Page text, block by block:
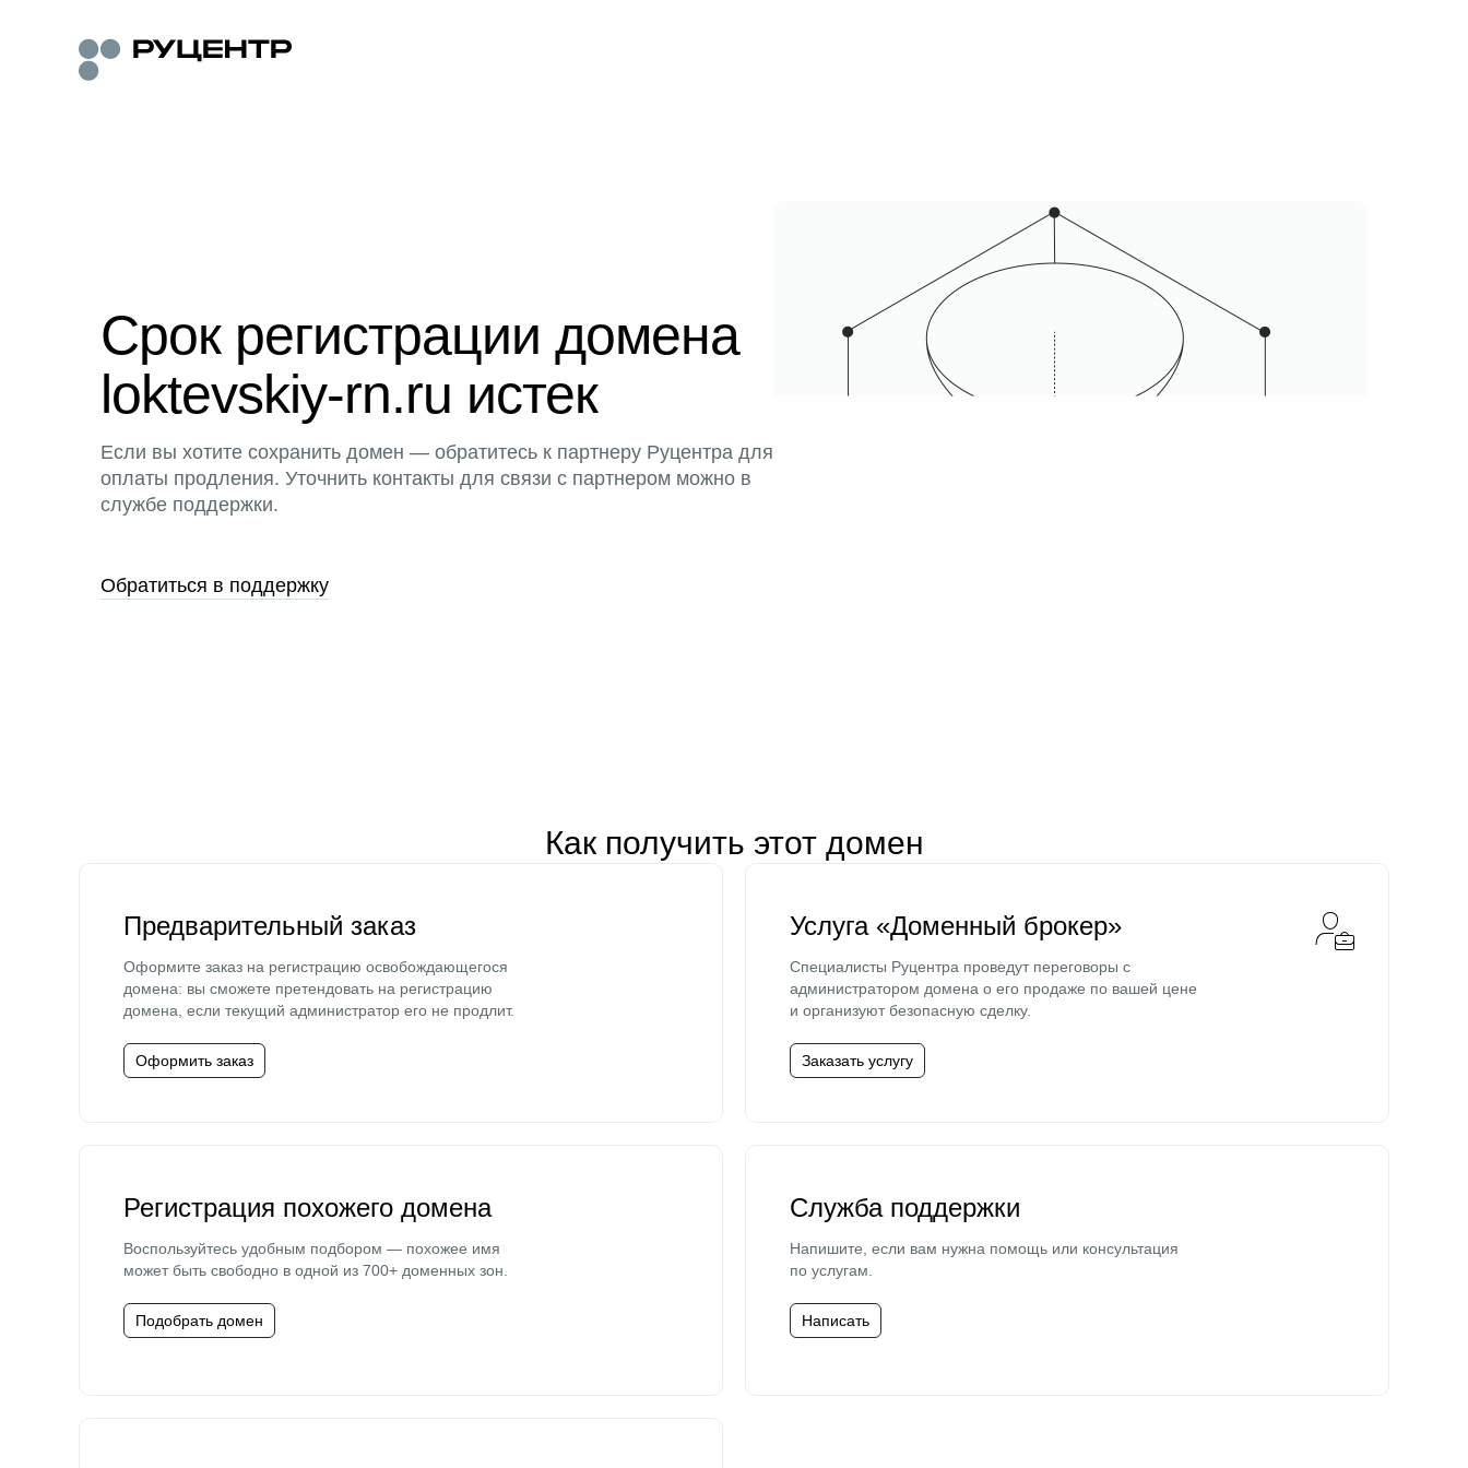
Срок регистрации домена
loktevskiy-rn.ru истек
Если вы хотите сохранить домен — обратитесь к партнеру Руцентра для
оплаты продления. Уточнить контакты для связи с партнером можно в
службе поддержки.
Обратиться в поддержку
Как получить этот домен
Предварительный заказ
Оформите заказ на регистрацию освобождающегося
домена: вы сможете претендовать на регистрацию
домена, если текущий администратор его не продлит.
Оформить заказ
Услуга «Доменный брокер»
Специалисты Руцентра проведут переговоры с
администратором домена о его продаже по вашей цене
и организуют безопасную сделку.
Заказать услугу
Регистрация похожего домена
Воспользуйтесь удобным подбором — похожее имя
может быть свободно в одной из 700+ доменных зон.
Подобрать домен
Служба поддержки
Напишите, если вам нужна помощь или консультация
по услугам.
Написать